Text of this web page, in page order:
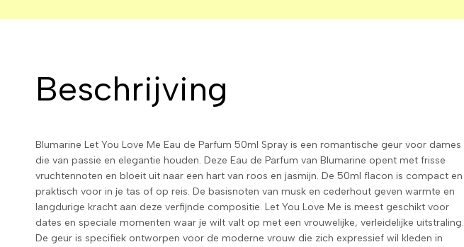
Beschrijving
Blumarine Let You Love Me Eau de Parfum 50ml Spray is een romantische geur voor dames
die van passie en elegantie houden. Deze Eau de Parfum van Blumarine opent met frisse
vruchtennoten en bloeit uit naar een hart van roos en jasmijn. De 50ml flacon is compact en
praktisch voor in je tas of op reis. De basisnoten van musk en cederhout geven warmte en
langdurige kracht aan deze verfijnde compositie. Let You Love Me is meest geschikt voor
dates en speciale momenten waar je wilt valt op met een vrouwelijke, verleidelijke uitstraling.
De geur is specifiek ontworpen voor de moderne vrouw die zich expressief wil kleden in